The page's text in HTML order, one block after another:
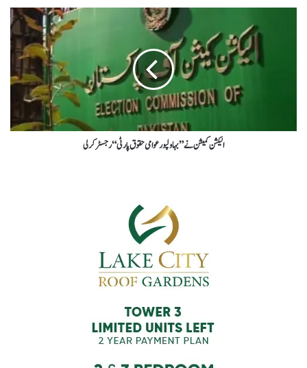
الیکشن کمیشن نے”بہاولپورعوامی حقوق پارٹی“رجسٹرکرلی